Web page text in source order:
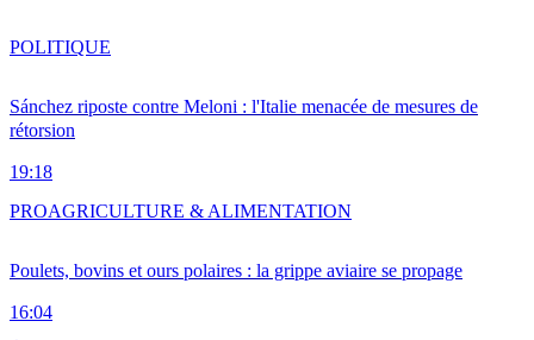
Sánchez riposte contre Meloni : l'Italie menacée de mesures de
rétorsion
19:18
POLITIQUE
Poulets, bovins et ours polaires : la grippe aviaire se propage
16:04
PROAGRICULTURE & ALIMENTATION